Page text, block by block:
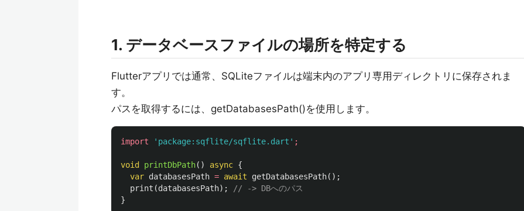
1. データベースファイルの場所を特定する
Flutterアプリでは通常、SQLiteファイルは端末内のアプリ専用ディレクトリに保存されま
す。
パスを取得するには、getDatabasesPath()を使用します。
import 'package:sqflite/sqflite.dart' ;
void printDbPath() async {
var databasesPath = await getDatabasesPath();
print (databasesPath);
// -> DBへのパス
}